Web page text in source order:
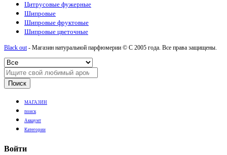
Цитрусовые фужерные
Шипровые
Шипровые фруктовые
Шипровые цветочные
Black out- Магазин натуральной парфюмерии © С 2005 года. Все права защищены.
Поиск
МАГАЗИН
поиск
Аккаунт
Категории
Войти